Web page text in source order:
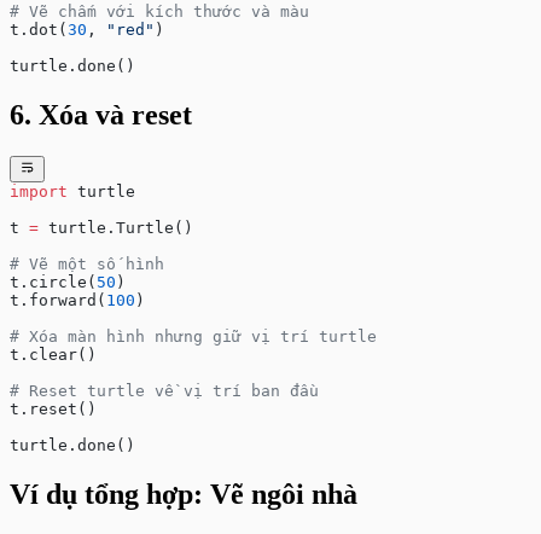
# Vẽ chấm với kích thước và màu
t.dot( 30 , "red" )
turtle.done()
6. Xóa và reset
import turtle
t = turtle.Turtle()
# Vẽ một số hình
t.circle( 50 )
t.forward( 100 )
# Xóa màn hình nhưng giữ vị trí turtle
t.clear()
# Reset turtle về vị trí ban đầu
t.reset()
turtle.done()
Ví dụ tổng hợp: Vẽ ngôi nhà